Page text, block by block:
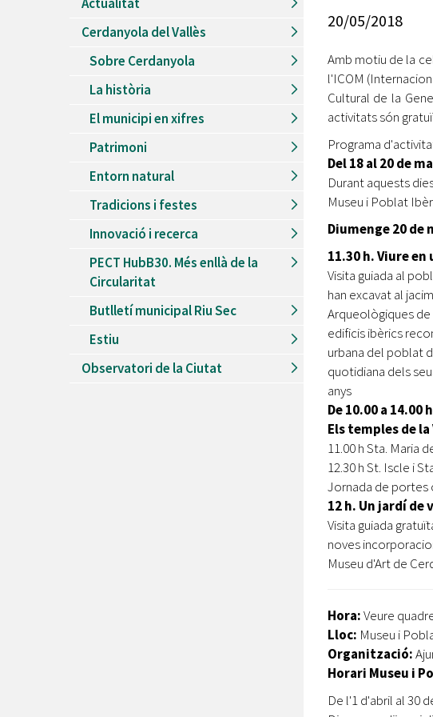
Recursos Humans
Del26/06/2026al30/08/2026
Patis oberts temporada d'estiu
Piscines d'estiu a Cerdanyola
Del01/06/2026al30/09/2026
Refugis climàtics a Cerdanyola
Jocs d'aigua del Parc Cordelles
Del01/07/2024al31/08/2026
Decorem! Conte 'La truita de nabius'
jove 2026
Barris
l'entorn
El FIT
tret de
l'eclipsi
Cerdanyola del Vallès
Sobre Cerdanyola
La història
El municipi en xifres
Patrimoni
Entorn natural
Tradicions i festes
Innovació i recerca
PECT HubB30. Més enllà de la
Circularitat
Butlletí municipal Riu Sec
Estiu
Observatori de la Ciutat
20/05/2018
Amb motiu de la
l'ICOM
Cultural de la
activitats són
Programa
Del 18 al 20 de
Durant aquests
Museu i Poblat
Diumenge 20 de
11.30 h. Viure
Visita guiada al
han excavat al
Arqueològiques
edificis ibèrics
urbana del poblat
quotidiana dels
anys
De 10.00 a
Els temples de la
11.00 h Sta. Maria
12.30 h St. Iscle i
Jornada de portes
12 h. Un jardí de
Visita guiada
noves
Museu d'Art de
Hora:Veure
Lloc: Museu i
Organització:
Horari Museu i
De l'1 d'abril al 30